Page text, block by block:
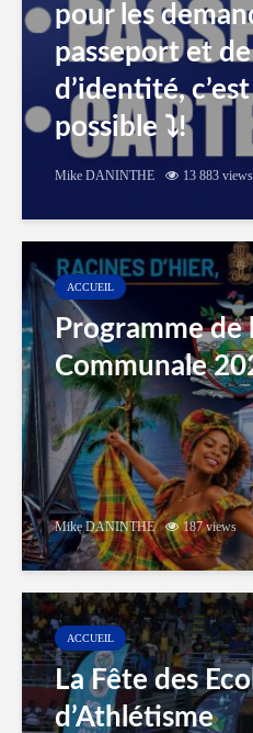
pour les
passeport et
d’identité,
possible ⤵️!
Mike DANINTHE 13 883 views
ACCUEIL
Programme de
Communale
Mike DANINTHE 187 views
ACCUEIL
La Fête des
d’Athlétisme